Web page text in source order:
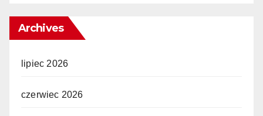
Archives
lipiec 2026
czerwiec 2026